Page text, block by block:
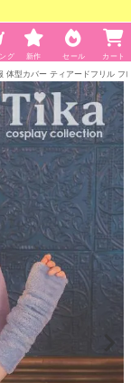
グ 新作 セール カート
体型カバー ティアードフリル